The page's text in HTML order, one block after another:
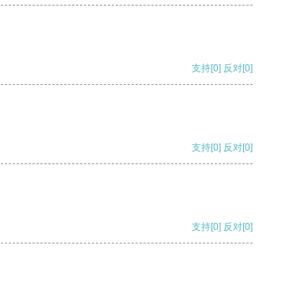
支持[0] 反对[0]
支持[0] 反对[0]
支持[0] 反对[0]